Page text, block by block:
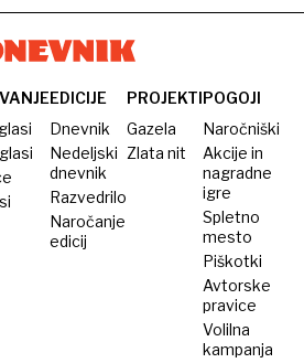
dopingom
»izboljšani«
za
večno
slavo
in
milijone
EDICIJE
Dnevnik
Nedeljski
dnevnik
Razvedrilo
Naročanje
edicij
PROJEKTI
Gazela
Zlata nit
POGOJI
Naročniški
Akcije in
nagradne
igre
Spletno
mesto
Piškotki
Avtorske
pravice
Volilna
kampanja